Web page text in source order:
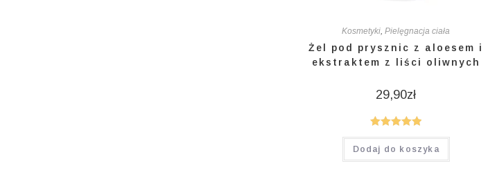
Kosmetyki,Pielęgnacja ciała
Żel pod prysznic z aloesem i
ekstraktem z liści oliwnych
29,90zł
Oceniono
5.00na 5
Dodaj do koszyka